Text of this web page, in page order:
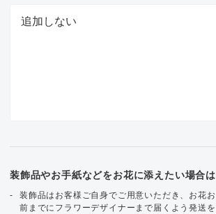
装飾品やお手紙などをお花に添えたい場合は
装飾品はお客様ご自身でご用意いただき、お花
前までにフラワーデザイナーまで届くよう発送